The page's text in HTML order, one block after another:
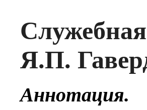
Я.П.
Аннотация.